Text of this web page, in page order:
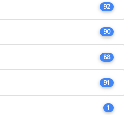
92
90
88
91
1